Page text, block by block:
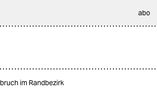
abo
im Randbezirk